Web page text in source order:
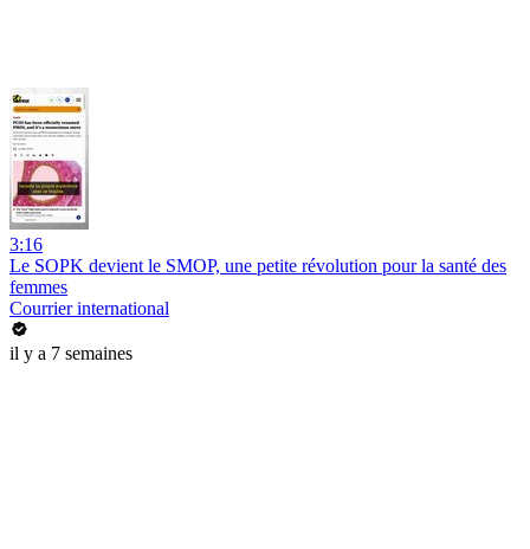
3:16
Le SOPK devient le SMOP, une petite révolution pour la santé des
femmes
Courrier international
il y a 7 semaines